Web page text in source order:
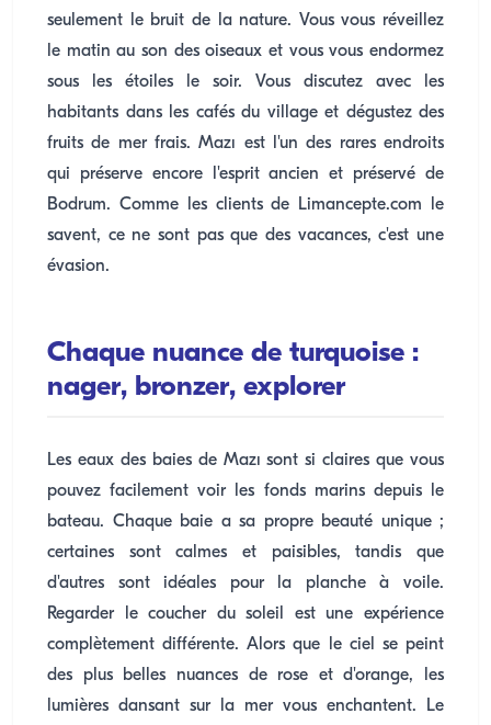
seulement le bruit de la nature. Vous vous réveillez
le matin au son des oiseaux et vous vous endormez
sous les étoiles le soir. Vous discutez avec les
habitants dans les cafés du village et dégustez des
fruits de mer frais. Mazı est l'un des rares endroits
qui préserve encore l'esprit ancien et préservé de
Bodrum. Comme les clients de Limancepte.com le
savent, ce ne sont pas que des vacances, c'est une
évasion.
Chaque nuance de turquoise :
nager, bronzer, explorer
Les eaux des baies de Mazı sont si claires que vous
pouvez facilement voir les fonds marins depuis le
bateau. Chaque baie a sa propre beauté unique ;
certaines sont calmes et paisibles, tandis que
d'autres sont idéales pour la planche à voile.
Regarder le coucher du soleil est une expérience
complètement différente. Alors que le ciel se peint
des plus belles nuances de rose et d'orange, les
lumières dansant sur la mer vous enchantent. Le